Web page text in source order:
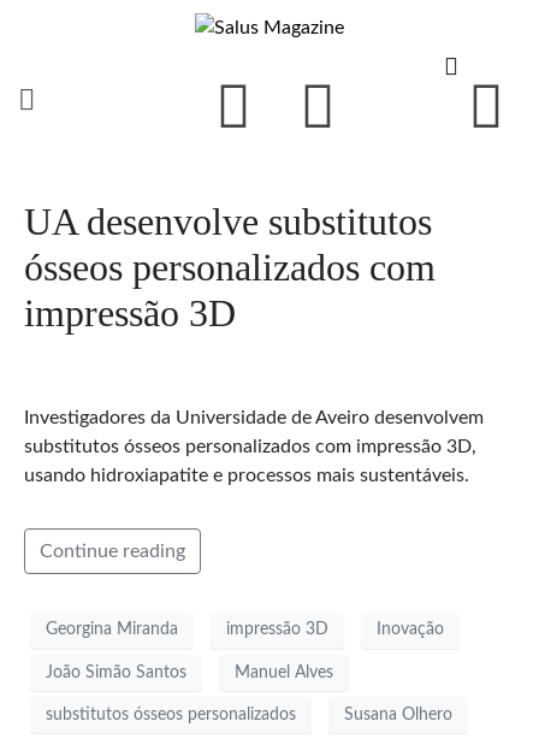
UA desenvolve substitutos
ósseos personalizados com
impressão 3D
Investigadores da Universidade de Aveiro desenvolvem
substitutos ósseos personalizados com impressão 3D,
usando hidroxiapatite e processos mais sustentáveis.
Continue reading
Georgina Miranda impressão 3D Inovação
João Simão Santos Manuel Alves
substitutos ósseos personalizados Susana Olhero